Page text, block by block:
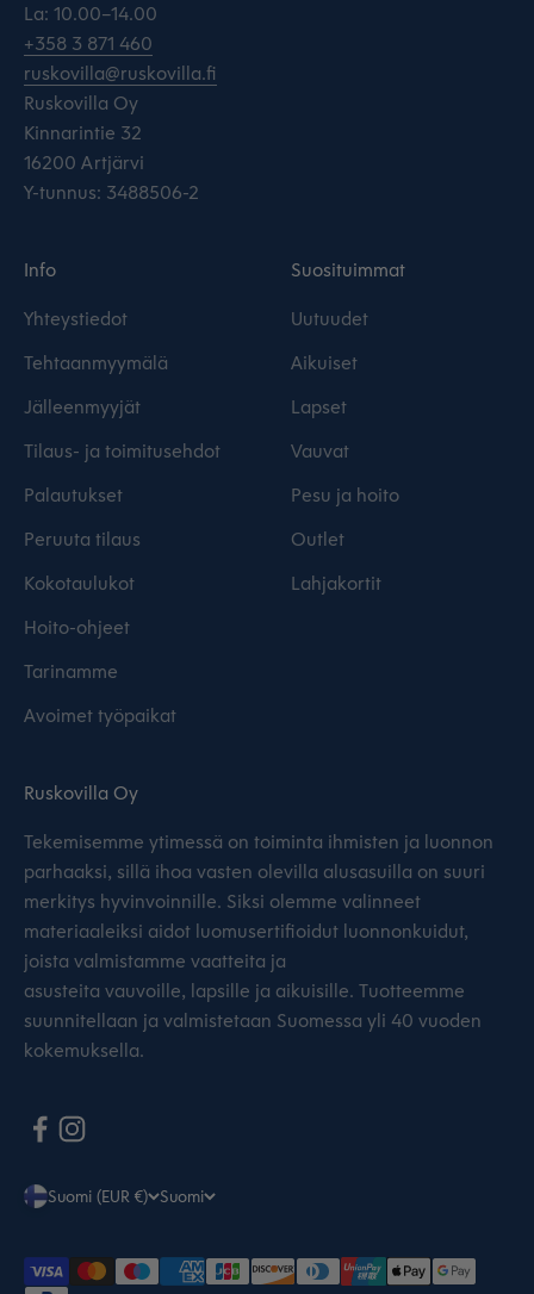
La: 10.00–14.00
+358 3 871 460
ruskovilla@ruskovilla.fi
Ruskovilla Oy
Kinnarintie 32
16200 Artjärvi
Y-tunnus: 3488506-2
Info
Yhteystiedot
Tehtaanmyymälä
Jälleenmyyjät
Tilaus- ja toimitusehdot
Palautukset
Peruuta tilaus
Kokotaulukot
Hoito-ohjeet
Tarinamme
Avoimet työpaikat
Suosituimmat
Uutuudet
Aikuiset
Lapset
Vauvat
Pesu ja hoito
Outlet
Lahjakortit
Ruskovilla Oy
Tekemisemme ytimessä on toiminta ihmisten ja luonnon
parhaaksi, sillä ihoa vasten olevilla alusasuilla on suuri
merkitys hyvinvoinnille. Siksi olemme valinneet
materiaaleiksi aidot luomusertifioidut luonnonkuidut,
joista valmistamme vaatteita ja
asusteita vauvoille, lapsille ja aikuisille. Tuotteemme
suunnitellaan ja valmistetaan Suomessa yli 40 vuoden
kokemuksella.
Suomi (EUR €) Suomi